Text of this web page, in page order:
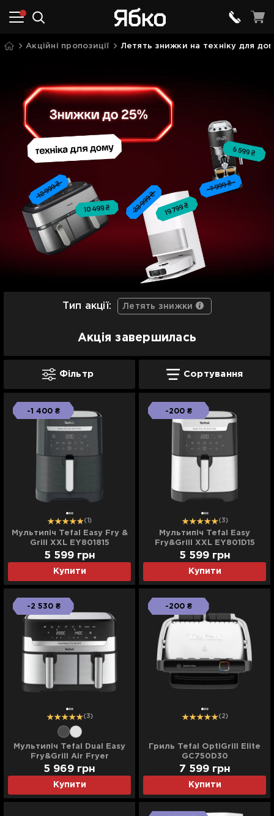
Акційні пропозиції Летять знижки на техніку для
Тип акції: Летять знижки
Акція завершилась
Фільтр Сортування
-1 400 ₴
(1)
Мультипіч Tefal Easy Fry &
Grill XXL EY801815
Купити
5 599 грн
-200 ₴
(3)
Мультипіч Tefal Easy
Fry&Grill XXL EY801D15
Купити
5 599 грн
-2 530 ₴
(3)
Мультипіч Tefal Dual Easy
Fry&Grill Air Fryer
EY905D10
Купити
5 969 грн
-200 ₴
(2)
Гриль Tefal OptiGrill Elite
GC750D30
Купити
7 599 грн